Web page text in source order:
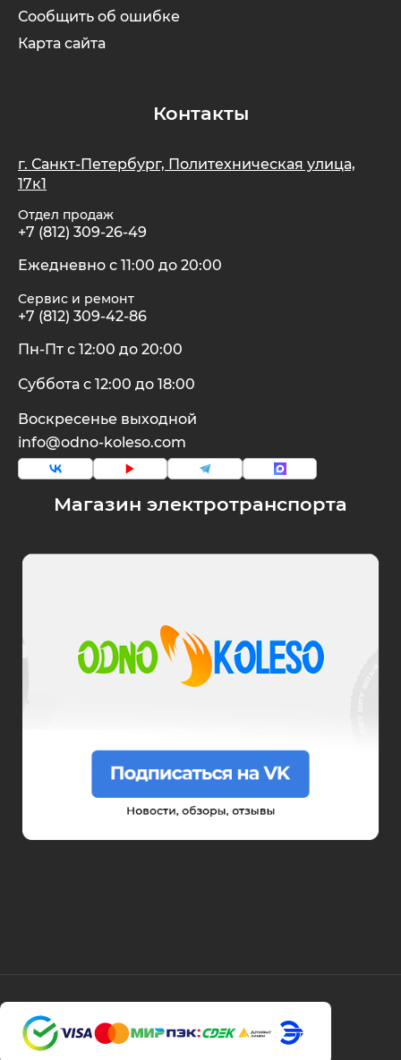
Магазин электротранспорта
Сообщить об ошибке
Карта сайта
Контакты
г. Санкт-Петербург, Политехническая улица,
17к1
Отдел продаж
+7 (812) 309-26-49
Ежедневно с 11:00 до 20:00
Сервис и ремонт
+7 (812) 309-42-86
Пн-Пт с 12:00 до 20:00
Суббота с 12:00 до 18:00
Воскресенье выходной
info@odno-koleso.com